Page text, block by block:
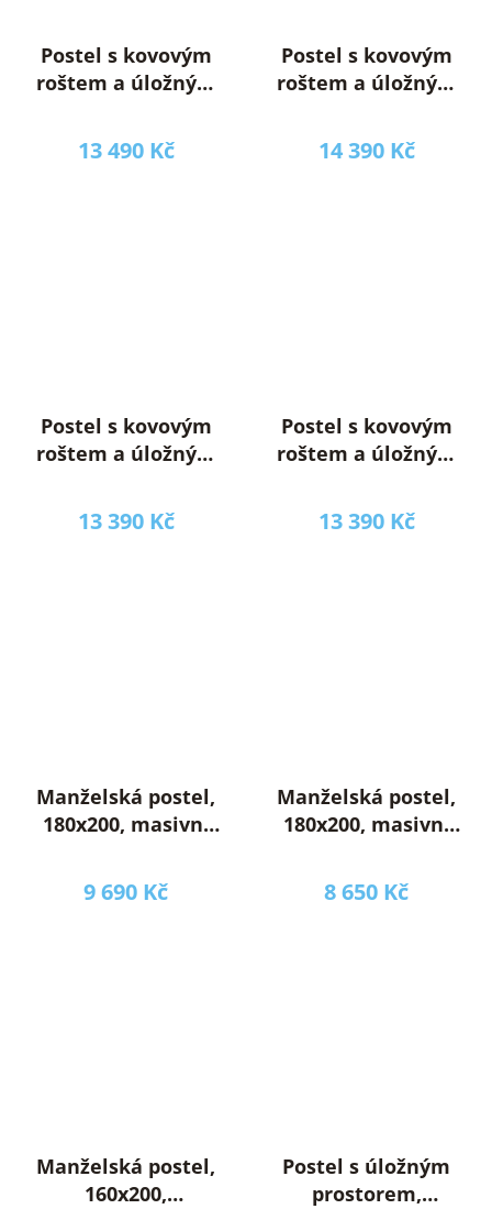
Postel s kovovým
roštem a úložným
180x200, béžová,
SORELA
13 490 Kč
Postel s kovovým
roštem a úložným
180x200, šedá,
SORELA
14 390 Kč
Postel s kovovým
roštem a úložným
160x200, béžová,
SORELA
13 390 Kč
Postel s kovovým
roštem a úložným
160x200, šedá,
SORELA
13 390 Kč
Manželská postel,
180x200, masivní
KIMIA
9 690 Kč
Manželská postel,
180x200, masivní
BEDIA
8 650 Kč
Manželská postel,
160x200,
Postel s úložným
prostorem,